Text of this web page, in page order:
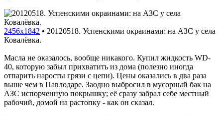
2456x1842 • 20120518. Успенскими окраинами: на АЗС у села
Ковалёвка.
Масла не оказалось, вообще никакого. Купил жидкость WD-
40, которую забыл прихватить из дома (полезно иногда
отпарить наросты грязи с цепи). Цены оказались в два раза
выше чем в Павлодаре. Заодно выбросил в мусорный бак на
АЗС испорченную покрышку; её сразу забрал себе местный
рабочий, домой на растопку - как он сказал.